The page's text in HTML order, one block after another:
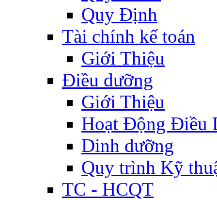
Quy Định
Tài chính kế toán
Giới Thiệu
Điều dưỡng
Giới Thiệu
Hoạt Động Điều
Dinh dưỡng
Quy trình Kỹ
TC - HCQT